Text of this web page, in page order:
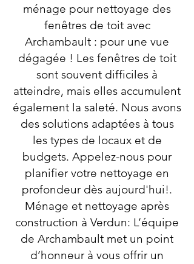
ménage pour nettoyage des
fenêtres de toit avec
Archambault : pour une vue
dégagée ! Les fenêtres de toit
sont souvent difficiles à
atteindre, mais elles accumulent
également la saleté. Nous avons
des solutions adaptées à tous
les types de locaux et de
budgets. Appelez-nous pour
planifier votre nettoyage en
profondeur dès aujourd'hui!.
Ménage et nettoyage après
construction à Verdun: L’équipe
de Archambault met un point
d’honneur à vous offrir un